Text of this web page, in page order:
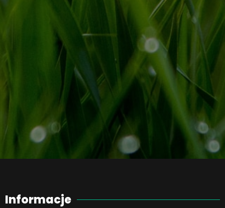
Informacje